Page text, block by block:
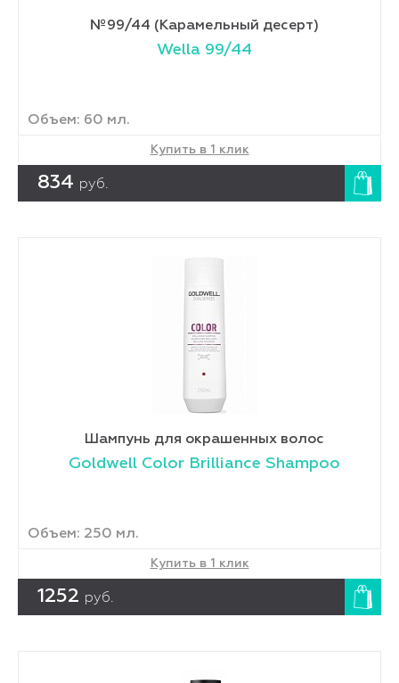
№99/44 (Карамельный десерт)
Wella 99/44
Объем: 60 мл.
Купить в 1 клик
834 руб.
Шампунь для окрашенных волос
Goldwell Color Brilliance Shampoo
Объем: 250 мл.
Купить в 1 клик
1252 руб.